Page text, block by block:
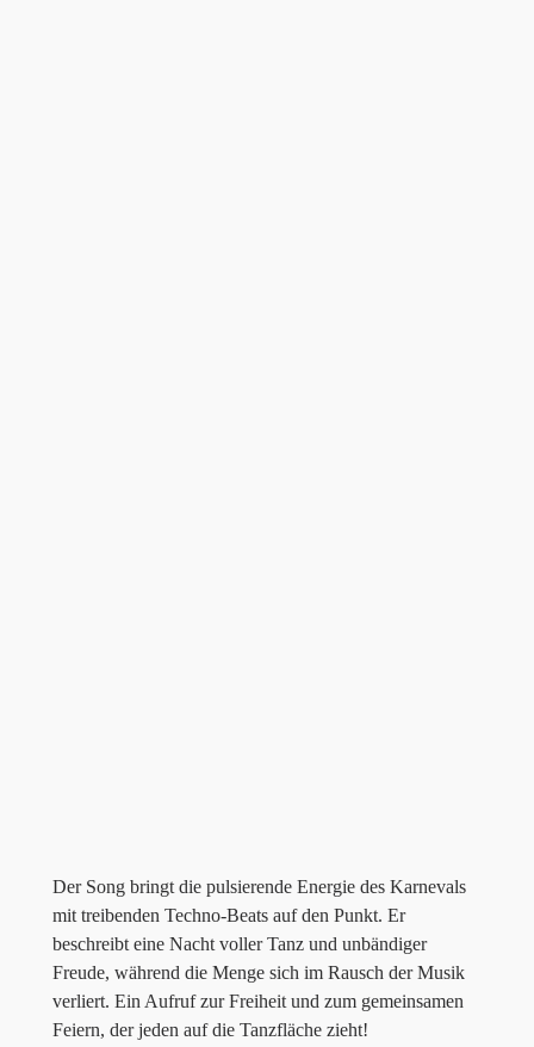
Der Song bringt die pulsierende Energie des Karnevals
mit treibenden Techno-Beats auf den Punkt. Er
beschreibt eine Nacht voller Tanz und unbändiger
Freude, während die Menge sich im Rausch der Musik
verliert. Ein Aufruf zur Freiheit und zum gemeinsamen
Feiern, der jeden auf die Tanzfläche zieht!